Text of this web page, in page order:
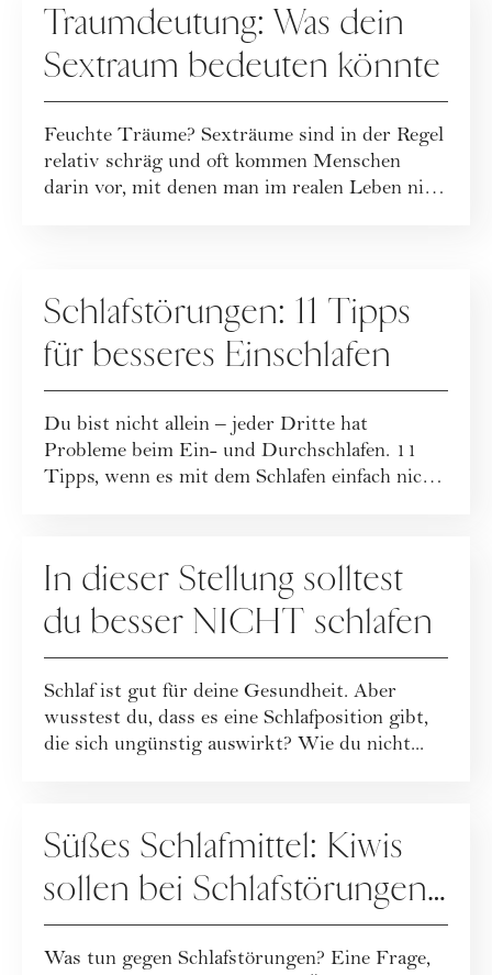
Traumdeutung: Was dein
Sextraum bedeuten könnte
Feuchte Träume? Sexträume sind in der Regel
relativ schräg und oft kommen Menschen
darin vor, mit denen man im realen Leben nie
Schlafstörungen: 11 Tipps
für besseres Einschlafen
Du bist nicht allein – jeder Dritte hat
Probleme beim Ein- und Durchschlafen. 11
Tipps, wenn es mit dem Schlafen einfach nicht
In dieser Stellung solltest
du besser NICHT schlafen
Schlaf ist gut für deine Gesundheit. Aber
wusstest du, dass es eine Schlafposition gibt,
die sich ungünstig auswirkt? Wie du nicht...
Süßes Schlafmittel: Kiwis
sollen bei Schlafstörungen
helfen
Was tun gegen Schlafstörungen? Eine Frage,